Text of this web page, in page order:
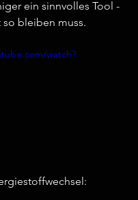
ein sinnvolles Tool -
so bleiben muss.
watch?